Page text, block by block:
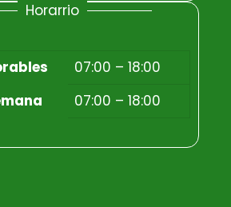
Horarrio
07:00 – 18:00
07:00 – 18:00